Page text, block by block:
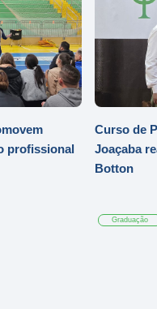
profissional
Curso de
Joaçaba
Botton
Graduação